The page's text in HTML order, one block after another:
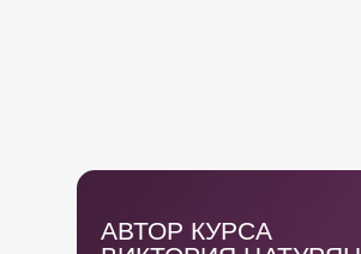
АВТОР КУРСА